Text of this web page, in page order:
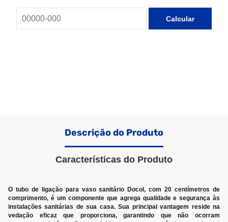
Calcular
Descrição do Produto
Características do Produto
O tubo de ligação para vaso sanitário Docol, com 20 centímetros de
comprimento, é um componente que agrega qualidade e segurança às
instalações sanitárias de sua casa. Sua principal vantagem reside na
vedação eficaz que proporciona, garantindo que não ocorram